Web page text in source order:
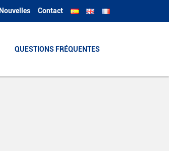
Nouvelles Contact
QUESTIONS FRÉQUENTES
QUESTIONS FRÉQUENTES